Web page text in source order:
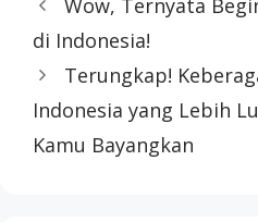
di Indonesia!
Terungkap!
Indonesia yang Lebih
Kamu Bayangkan